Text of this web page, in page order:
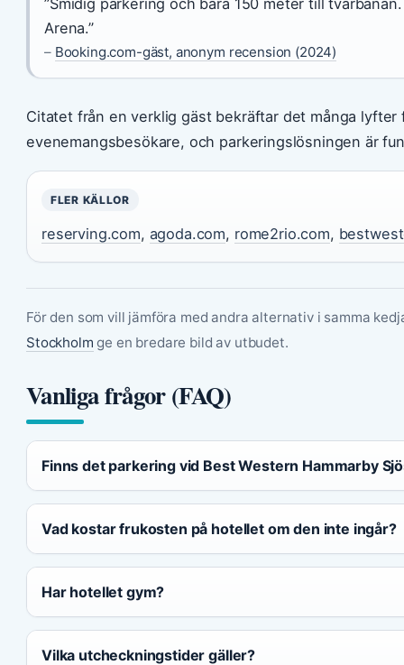
Arena.”
– Booking.com-gäst, anonym recension (2024)
Citatet från en verklig gäst bekräftar det många
evenemangsbesökare, och parkeringslösningen är
FLER KÄLLOR
reserving.com, agoda.com, rome2rio.com,
För den som vill jämföra med andra alternativ i samma
Stockholm ge en bredare bild av utbudet.
Vanliga frågor (FAQ)
Finns det parkering vid Best Western Hammarby
Vad kostar frukosten på hotellet om den inte ingår?
Har hotellet gym?
Vilka utcheckningstider gäller?